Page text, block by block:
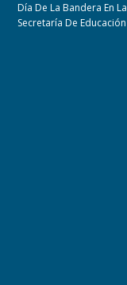
Día De La Bandera En La
Secretaría De Educación